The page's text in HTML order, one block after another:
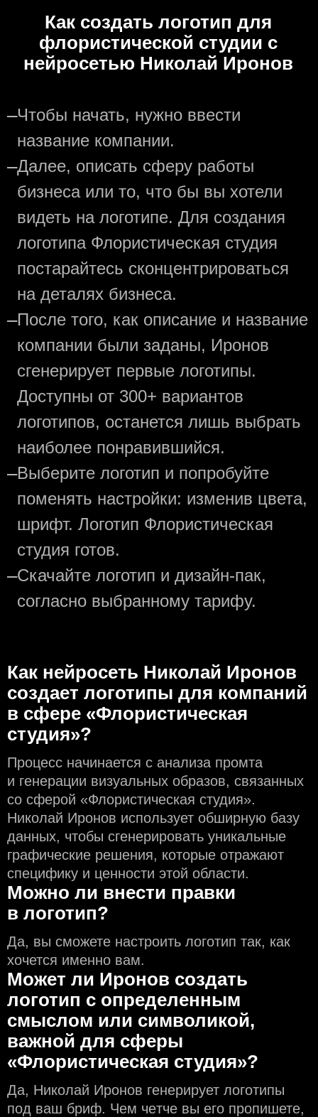
Как создать логотип для
флористической студии с
нейросетью Николай Иронов
—Чтобы начать, нужно ввести
название компании.
—Далее, описать сферу работы
бизнеса или то, что бы вы хотели
видеть на логотипе. Для создания
логотипа Флористическая студия
постарайтесь сконцентрироваться
на деталях бизнеса.
—После того, как описание и название
компании были заданы, Иронов
сгенерирует первые логотипы.
Доступны от 300+ вариантов
логотипов, останется лишь выбрать
наиболее понравившийся.
—Выберите логотип и попробуйте
поменять настройки: изменив цвета,
шрифт. Логотип Флористическая
студия готов.
—Скачайте логотип и дизайн-пак,
согласно выбранному тарифу.
Как нейросеть Николай Иронов
создаeт логотипы для компаний
в сфере «Флористическая
студия»?
Процесс начинается с анализа промта
и генерации визуальных образов, связанных
со сферой «Флористическая студия».
Николай Иронов использует обширную базу
данных, чтобы сгенерировать уникальные
графические решения, которые отражают
специфику и ценности этой области.
Можно ли внести правки
в логотип?
Да, вы сможете настроить логотип так, как
хочется именно вам.
Может ли Иронов создать
логотип с определeнным
смыслом или символикой,
важной для сферы
«Флористическая студия»?
Да, Николай Иронов генерирует логотипы
под ваш бриф. Чем чeтче вы его пропишете,